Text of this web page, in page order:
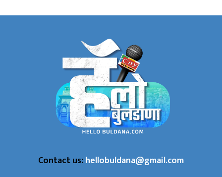
Contact us:hellobuldana@gmail.com